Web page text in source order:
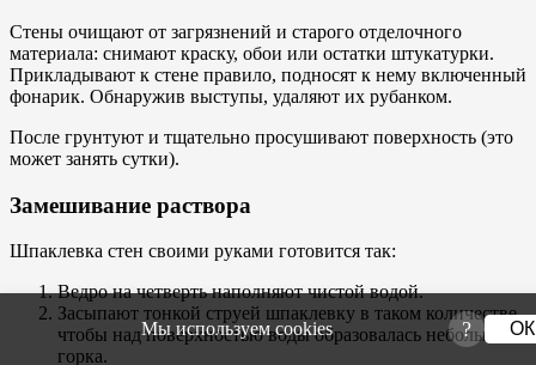
Стены очищают от загрязнений и старого отделочного
материала: снимают краску, обои или остатки штукатурки.
Прикладывают к стене правило, подносят к нему включенный
фонарик. Обнаружив выступы, удаляют их рубанком.
После грунтуют и тщательно просушивают поверхность (это
может занять сутки).
Замешивание раствора
Шпаклевка стен своими руками готовится так:
Ведро на четверть наполняют чистой водой.
Засыпают тонкой струей шпаклевку в таком количестве,
чтобы над поверхностью воды образовалась небольшая
горка.
Мы используем cookies ? ОК